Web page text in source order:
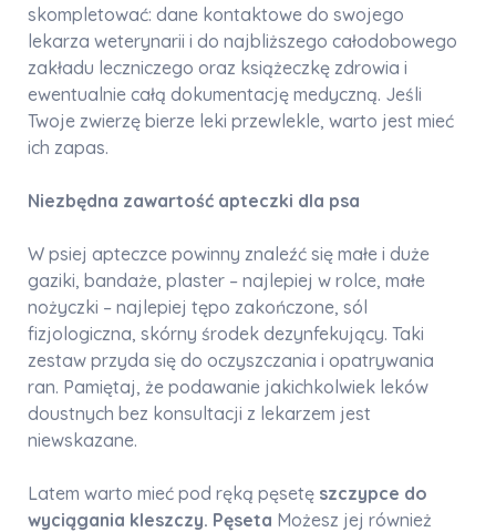
skompletować: dane kontaktowe do swojego
lekarza weterynarii i do najbliższego całodobowego
zakładu leczniczego oraz książeczkę zdrowia i
ewentualnie całą dokumentację medyczną. Jeśli
Twoje zwierzę bierze leki przewlekle, warto jest mieć
ich zapas.
Niezbędna zawartość apteczki dla psa
W psiej apteczce powinny znaleźć się małe i duże
gaziki, bandaże, plaster – najlepiej w rolce, małe
nożyczki – najlepiej tępo zakończone, sól
fizjologiczna, skórny środek dezynfekujący. Taki
zestaw przyda się do oczyszczania i opatrywania
ran. Pamiętaj, że podawanie jakichkolwiek leków
doustnych bez konsultacji z lekarzem jest
niewskazane.
Latem warto mieć pod ręką pęsetę szczypce do
wyciągania kleszczy. Pęseta Możesz jej również